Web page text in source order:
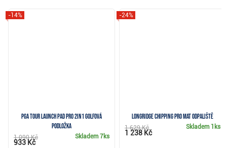
PGA Tour Launch Pad Pro 2in1 golfová
podložka
-14%
Skladem7ks
1 090 Kč
933 Kč
Longridge Chipping Pro Mat odpaliště
-24%
Skladem 1ks
1 629 Kč
1 238 Kč